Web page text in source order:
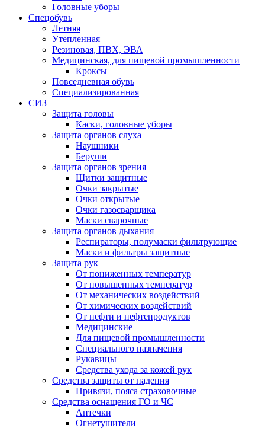
Головные уборы
Спецобувь
Летняя
Утепленная
Резиновая, ПВХ, ЭВА
Медицинская, для пищевой промышленности
Кроксы
Повседневная обувь
Специализированная
СИЗ
Защита головы
Каски, головные уборы
Защита органов слуха
Наушники
Беруши
Защита органов зрения
Щитки защитные
Очки закрытые
Очки открытые
Очки газосварщика
Маски сварочные
Защита органов дыхания
Респираторы, полумаски фильтрующие
Маски и фильтры защитные
Защита рук
От пониженных температур
От повышенных температур
От механических воздействий
От химических воздействий
От нефти и нефтепродуктов
Медицинские
Для пищевой промышленности
Специального назначения
Рукавицы
Средства ухода за кожей рук
Средства защиты от падения
Привязи, пояса страховочные
Средства оснащения ГО и ЧС
Аптечки
Огнетушители